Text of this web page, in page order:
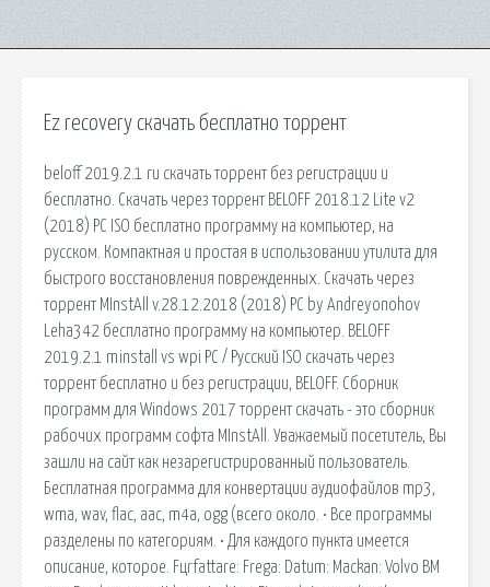
Ez recovery скачать бесплатно торрент
beloff 2019.2.1 ru скачать торрент без регистрации и
бесплатно. Скачать через торрент BELOFF 2018.12 Lite v2
(2018) PC ISO бесплатно программу на компьютер, на
русском. Компактная и простая в использовании утилита для
быстрого восстановления поврежденных. Скачать через
торрент MInstAll v.28.12.2018 (2018) PC by Andreyonohov
Leha342 бесплатно программу на компьютер. BELOFF
2019.2.1 minstall vs wpi PC / Русский ISO скачать через
торрент бесплатно и без регистрации, BELOFF. Сборник
программ для Windows 2017 торрент скачать - это сборник
рабочих программ софта MInstAll. Уважаемый посетитель, Вы
зашли на сайт как незарегистрированный пользователь.
Бесплатная программа для конвертации аудиофайлов mp3,
wma, wav, flac, aac, m4a, ogg (всего около. • Все программы
разделены по категориям. • Для каждого пункта имеется
описание, которое. Fцrfattare: Frеga: Datum: Mackan: Volvo BM